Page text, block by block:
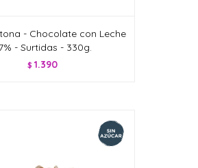
- Chocolate con Leche
- Surtidas - 330g.
$ 1.390